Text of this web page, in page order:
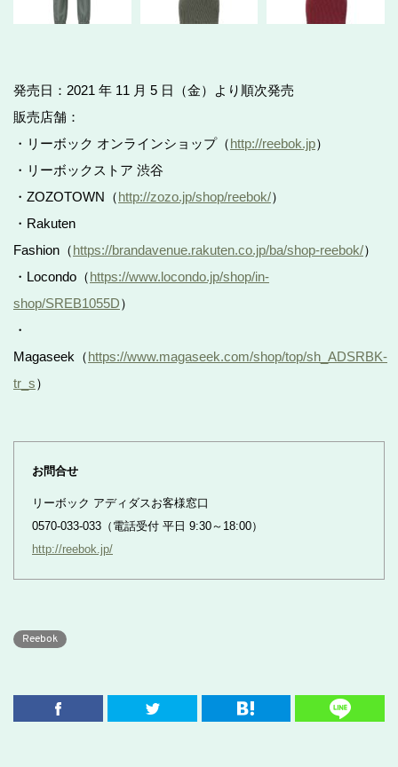
発売日：2021 年 11 月 5 日（金）より順次発売
販売店舗：
・リーボック オンラインショップ（http://reebok.jp）
・リーボックストア 渋谷
・ZOZOTOWN（http://zozo.jp/shop/reebok/）
・Rakuten
Fashion（https://brandavenue.rakuten.co.jp/ba/shop-reebok/）
・Locondo（https://www.locondo.jp/shop/in-
shop/SREB1055D）
・
Magaseek（https://www.magaseek.com/shop/top/sh_ADSRBK-
tr_s）
お問合せ
リーボック アディダスお客様窓口
0570-033-033（電話受付 平日 9:30～18:00）
http://reebok.jp/
Reebok